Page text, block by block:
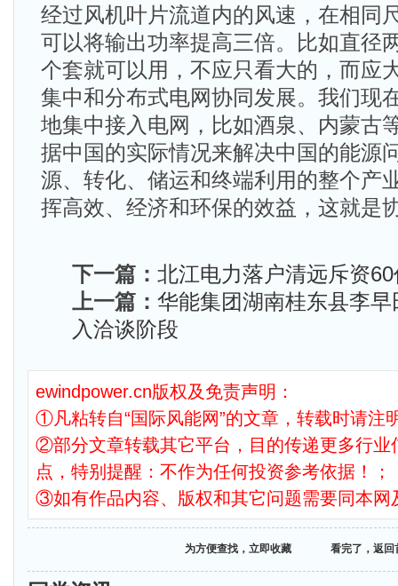
经过风机叶片流道内的风速，在相同
可以将输出功率提高三倍。比如直径
个套就可以用，不应只看大的，而应
集中和分布式电网协同发展。我们现
地集中接入电网，比如酒泉、内蒙古
据中国的实际情况来解决中国的能源
源、转化、储运和终端利用的整个产
挥高效、经济和环保的效益，这就是
下一篇： 北江电力落户清远斥资
上一篇： 华能集团湖南桂东县李
入洽谈阶段
ewindpower.cn版权及免责声明：
①凡粘转自“国际风能网”的文章，转载时请注
②部分文章转载其它平台，目的传递更多行业
点，特别提醒：不作为任何投资参考依据！；
③如有作品内容、版权和其它问题需要同本网
为方便查找，立即收藏 看完了，返回